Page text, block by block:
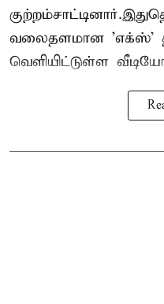
வலைதளமான 'எக்ஸ்'
வெளியிட்டுள்ள